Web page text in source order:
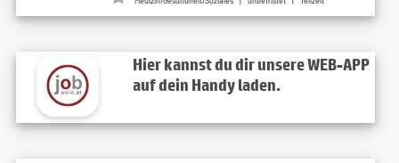
Hier kannst du dir unsere WEB-APP
auf dein Handy laden.